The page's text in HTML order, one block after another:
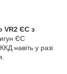
VR2 ЄС з
ЄС
навіть у разі